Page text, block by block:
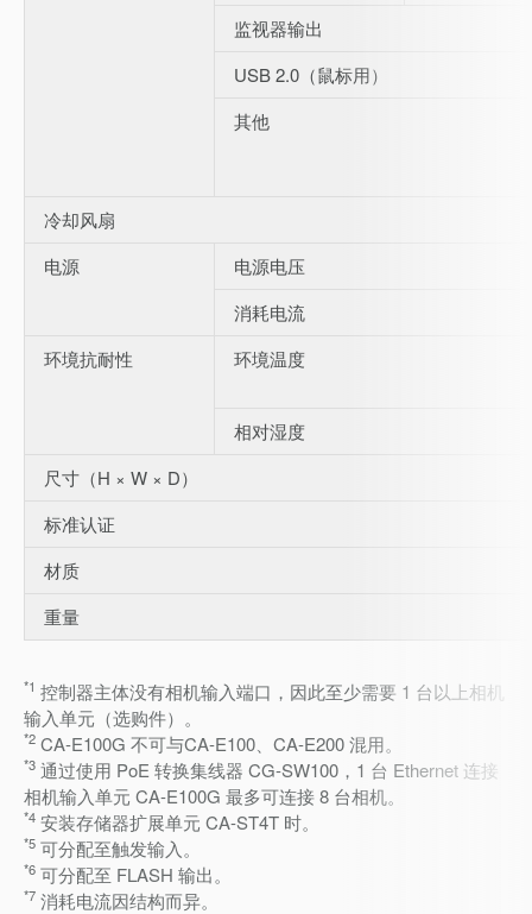
监视器输出
USB 2.0（鼠标用）
其他
冷却风扇
电源
电源电压
消耗电流
环境抗耐性
环境温度
相对湿度
尺寸（H × W × D）
标准认证
材质
重量
*1 控制器主体没有相机输入端口，因此至少需要 1 台以上相机
输入单元（选购件）。
*2 CA-E100G 不可与CA-E100、CA-E200 混用。
*3 通过使用 PoE 转换集线器 CG-SW100，1 台 Ethernet 连接
相机输入单元 CA-E100G 最多可连接 8 台相机。
*4 安装存储器扩展单元 CA-ST4T 时。
*5 可分配至触发输入。
*6 可分配至 FLASH 输出。
*7 消耗电流因结构而异。